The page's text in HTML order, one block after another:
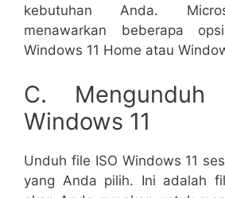
kebutuhan Anda.
menawarkan beberapa
Windows 11 Home atau
C.
Windows 11
Unduh file ISO Windows 11
yang Anda pilih. Ini adalah